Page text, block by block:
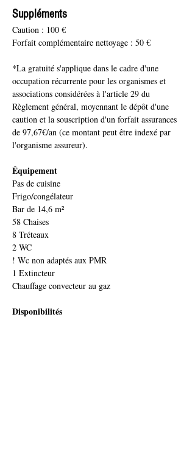
Suppléments
Caution : 100 €
Forfait complémentaire nettoyage : 50 €
*La gratuité s'applique dans le cadre d'une
occupation récurrente pour les organismes et
associations considérées à l'article 29 du
Règlement général, moyennant le dépôt d'une
caution et la souscription d'un forfait assurances
de 97,67€/an (ce montant peut être indexé par
l'organisme assureur).
Équipement
Pas de cuisine
Frigo/congélateur
Bar de 14,6 m²
58 Chaises
8 Tréteaux
2 WC
! Wc non adaptés aux PMR
1 Extincteur
Chauffage convecteur au gaz
Disponibilités